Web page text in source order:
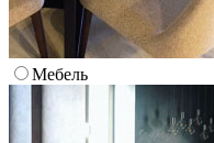
Мебель